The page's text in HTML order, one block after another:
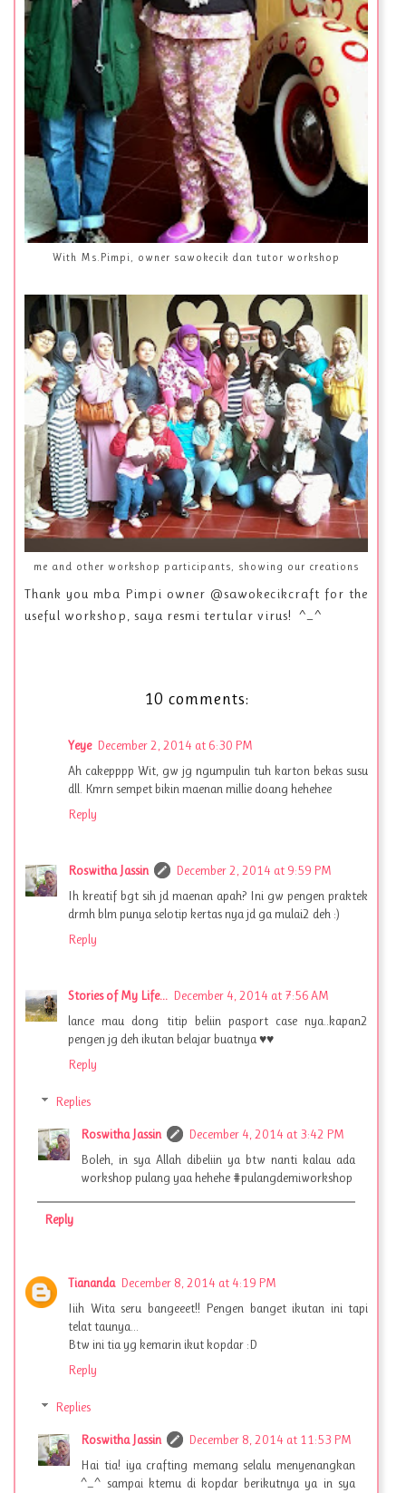
With Ms.Pimpi, owner sawokecik dan tutor workshop
me and other workshop participants, showing our creations
Thank you mba Pimpi owner @sawokecikcraft for the
useful workshop, saya resmi tertular virus! ^_^
10 comments:
Yeye December 2, 2014 at 6:30 PM
Ah cakepppp Wit, gw jg ngumpulin tuh karton bekas susu
dll. Kmrn sempet bikin maenan millie doang hehehee
Reply
Roswitha Jassin
December 2, 2014 at 9:59 PM
Ih kreatif bgt sih jd maenan apah? Ini gw pengen praktek
drmh blm punya selotip kertas nya jd ga mulai2 deh :)
Reply
Stories of My Life... December 4, 2014 at 7:56 AM
lance mau dong titip beliin pasport case nya..kapan2
pengen jg deh ikutan belajar buatnya ♥♥
Reply
Replies
Roswitha Jassin
December 4, 2014 at 3:42 PM
Boleh, in sya Allah dibeliin ya btw nanti kalau ada
workshop pulang yaa hehehe #pulangdemiworkshop
Reply
Tiananda December 8, 2014 at 4:19 PM
Iiih Wita seru bangeeet!! Pengen banget ikutan ini tapi
telat taunya...
Btw ini tia yg kemarin ikut kopdar :D
Reply
Replies
Roswitha Jassin
December 8, 2014 at 11:53 PM
Hai tia! iya crafting memang selalu menyenangkan
^_^ sampai ktemu di kopdar berikutnya ya in sya